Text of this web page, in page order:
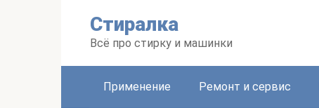
Стиралка
Всё про стирку и машинки
Применение Ремонт и сервис